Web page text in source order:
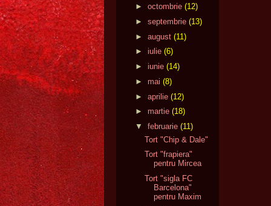
► octombrie (12)
► septembrie (13)
► august (11)
► iulie (6)
► iunie (14)
► mai (8)
► aprilie (12)
► martie (18)
▼
februarie (11)
Tort "Chip & Dale"
Tort "frapiera"
pentru Mircea
Tort "sigla FC
Barcelona"
pentru Maxim